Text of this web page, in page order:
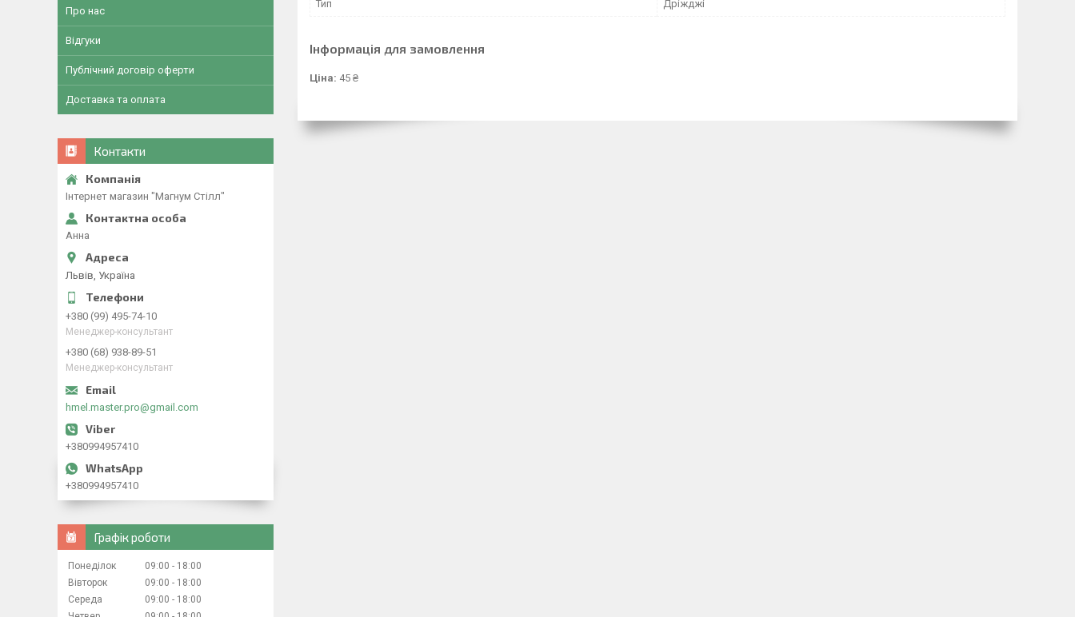
Тип Дріжджі
Інформація для замовлення
Ціна: 45 ₴
Про нас
Відгуки
Публічний договір оферти
Доставка та оплата
Контакти
Інтернет магазин "Магнум Стілл"
Анна
Львів, Україна
+380 (99) 495-74-10
Менеджер-консультант
+380 (68) 938-89-51
Менеджер-консультант
hmel.master.pro@gmail.com
+380994957410
+380994957410
Графік роботи
Понеділок 09:00
18:00
Вівторок
09:00
18:00
Середа
09:00
18:00